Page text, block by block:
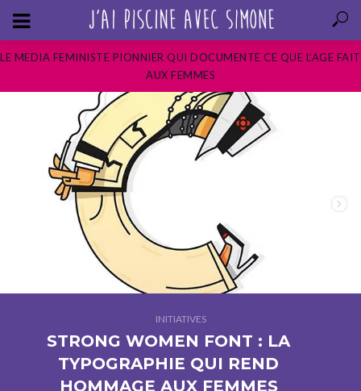
LE MEDIA FEMINISTE PIONNIER QUI DOCUMENTE CE QUE L’AGE FAIT
AUX FEMMES
INITIATIVES
STRONG WOMEN FONT : LA
TYPOGRAPHIE QUI REND
HOMMAGE AUX FEMMES